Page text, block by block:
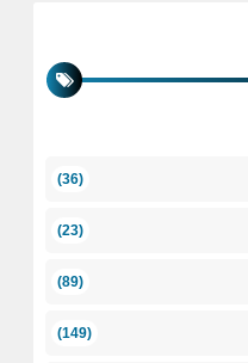
(36)
(23)
(89)
(149)